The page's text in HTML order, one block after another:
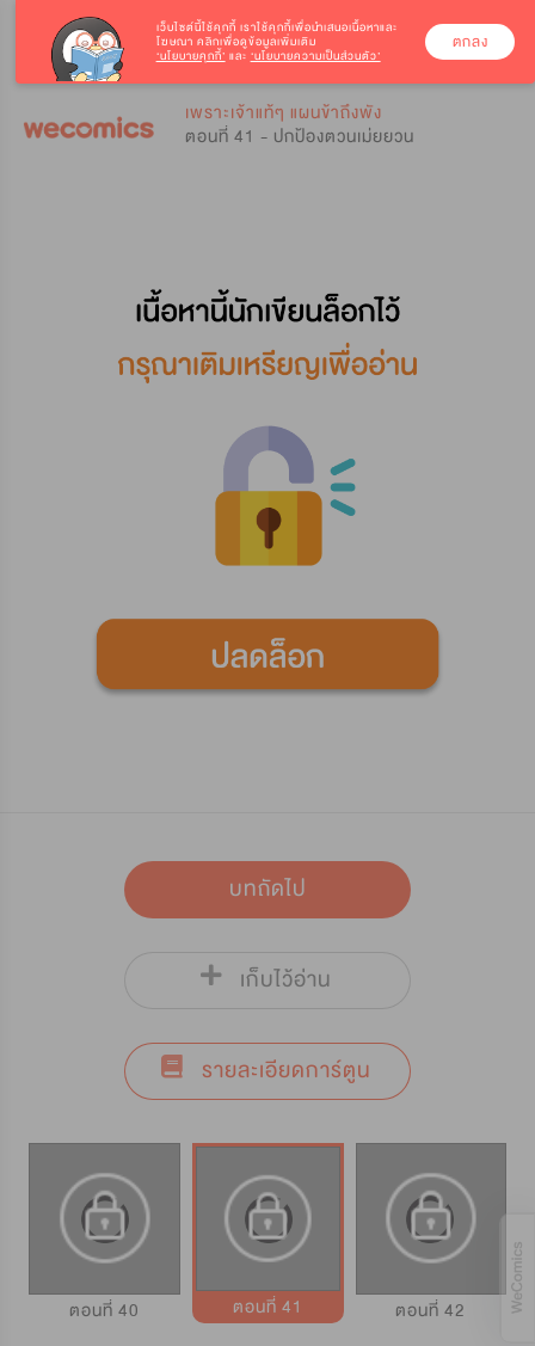
เพราะเจ้าแท้ๆ แผนข้าถึงพัง
ตอนที่ 41 - ปกป้องตวนเม่ยยวน
บทถัดไป
เก็บไว้อ่าน
รายละเอียดการ์ตูน
ตอนที่ 40 ตอนที่ 41 ตอนที่ 42
เว็บไซต์นี้ใช้คุกกี้ เราใช้คุกกี้เพื่อนำเสนอเนื้อหาและ
โฆษณา คลิกเพื่อดูข้อมูลเพิ่มเติม
‘นโยบายคุกกี้’ และ ‘นโยบายความเป็นส่วนตัว’
ตกลง